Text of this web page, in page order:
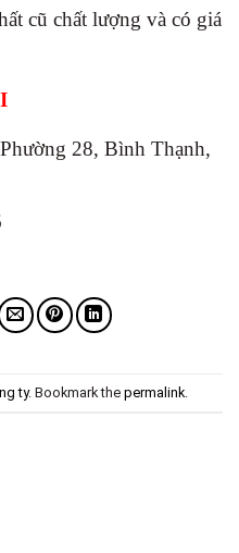
cũ chất lượng và có giá
28, Bình Thạnh,
ty. Bookmark the permalink